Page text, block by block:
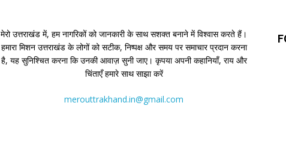
मेरो उत्तराखंड में, हम नागरिकों को जानकारी के साथ सशक्त बनाने में विश्वास करते हैं।
हमारा मिशन उत्तराखंड के लोगों को सटीक, निष्पक्ष और समय पर समाचार प्रदान करना
है, यह सुनिश्चित करना कि उनकी आवाज़ सुनी जाए। कृपया अपनी कहानियाँ, राय और
चिंताएँ हमारे साथ साझा करें
merouttrakhand.in@gmail.com